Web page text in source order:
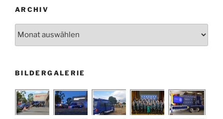
ARCHIV
BILDERGALERIE